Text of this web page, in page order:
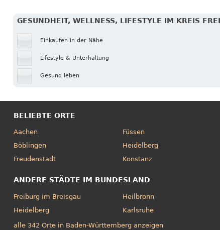
GESUNDHEIT, WELLNESS, LIFESTYLE IM KREIS
Einkaufen in der Nähe
Lifestyle & Unterhaltung
Gesund leben
BELIEBTE ORTE
Aachen
Böblingen
Freudenstadt
Füssen
Heidelberg
Konstanz
ANDERE STÄDTE IM BUNDESLAND
Freiburg im Breisgau
Heidelberg
Heilbronn
Karlsruhe
alle 342 Orte in Baden-Württemberg anzeigen